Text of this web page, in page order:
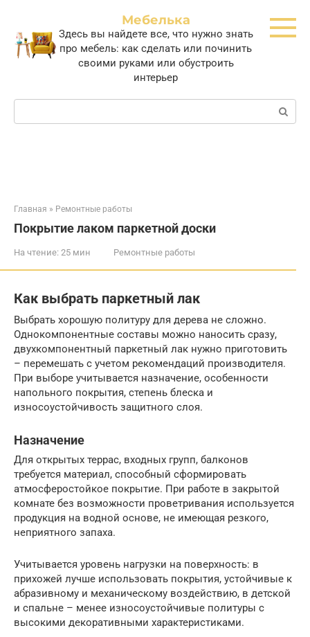
контенту
Мебелька
Здесь вы найдете все, что нужно знать
про мебель: как сделать или починить
своими руками или обустроить
интерьер
Поиск:
Главная » Ремонтные работы
Покрытие лаком паркетной доски
На чтение: 25 мин Ремонтные работы
Как выбрать паркетный лак
Выбрать хорошую политуру для дерева не сложно.
Однокомпонентные составы можно наносить сразу,
двухкомпонентный паркетный лак нужно приготовить
– перемешать с учетом рекомендаций производителя.
При выборе учитывается назначение, особенности
напольного покрытия, степень блеска и
износоустойчивость защитного слоя.
Назначение
Для открытых террас, входных групп, балконов
требуется материал, способный сформировать
атмосферостойкое покрытие. При работе в закрытой
комнате без возможности проветривания используется
продукция на водной основе, не имеющая резкого,
неприятного запаха.
Учитывается уровень нагрузки на поверхность: в
прихожей лучше использовать покрытия, устойчивые к
абразивному и механическому воздействию, в детской
и спальне – менее износоустойчивые политуры с
высокими декоративными характеристиками.